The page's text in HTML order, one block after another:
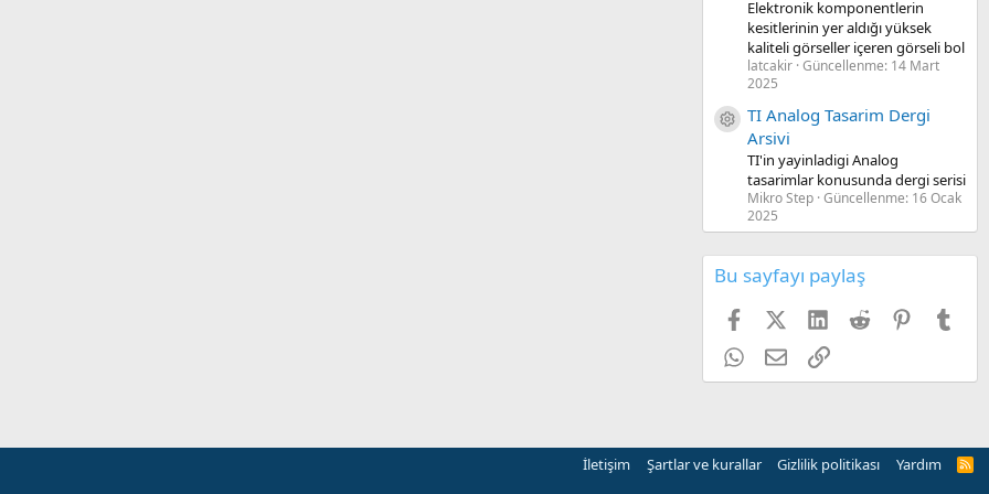
Elektronik komponentlerin
kesitlerinin yer aldığı yüksek
kaliteli görseller içeren görseli bol
latcakir Güncellenme: 14 Mart
2025
Kaynak ikon/amblem
TI Analog Tasarim Dergi
Arsivi
TI'in yayinladigi Analog
tasarimlar konusunda dergi serisi
Mikro Step Güncellenme: 16 Ocak
2025
Bu sayfayı paylaş
FacebookX (Twitter)
LinkedIn
Reddit Pinterest
WhatsApp
E-postaLink
İletişim Şartlar ve kurallar Gizlilik politikası Yardım
R